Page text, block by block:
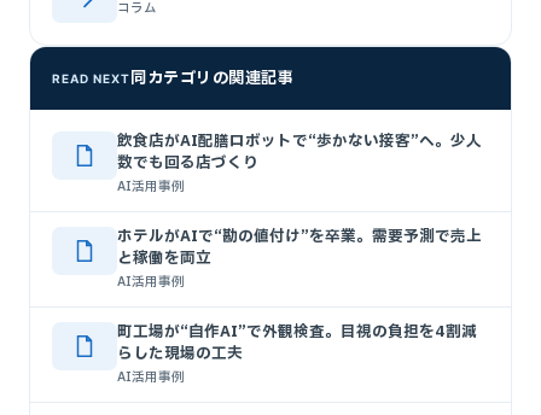
コラム
READ NEXT同カテゴリの関連記事
飲食店がAI配膳ロボットで“歩かない接客”へ。少人
数でも回る店づくり
AI活用事例
ホテルがAIで“勘の値付け”を卒業。需要予測で売上
と稼働を両立
AI活用事例
町工場が“自作AI”で外観検査。目視の負担を4割減
らした現場の工夫
AI活用事例